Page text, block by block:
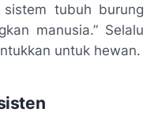
tubuh burung
manusia.” Selalu
untuk hewan.